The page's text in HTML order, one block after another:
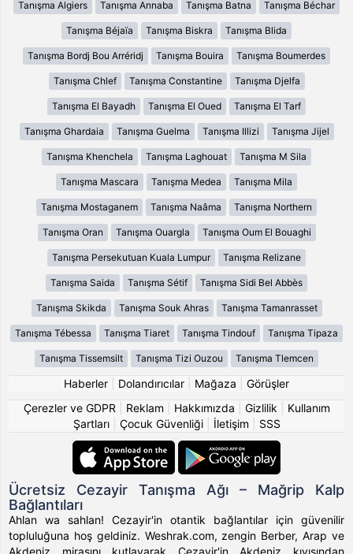
Tanışma Algiers Tanışma Annaba Tanışma Batna Tanışma Béchar
Tanışma Béjaïa Tanışma Biskra Tanışma Blida
Tanışma Bordj Bou Arréridj Tanışma Bouira Tanışma Boumerdes
Tanışma Chlef Tanışma Constantine Tanışma Djelfa
Tanışma El Bayadh Tanışma El Oued Tanışma El Tarf
Tanışma Ghardaia Tanışma Guelma Tanışma Illizi Tanışma Jijel
Tanışma Khenchela Tanışma Laghouat Tanışma M Sila
Tanışma Mascara Tanışma Medea Tanışma Mila
Tanışma Mostaganem Tanışma Naâma Tanışma Northern
Tanışma Oran Tanışma Ouargla Tanışma Oum El Bouaghi
Tanışma Persekutuan Kuala Lumpur Tanışma Relizane
Tanışma Saida Tanışma Sétif Tanışma Sidi Bel Abbès
Tanışma Skikda Tanışma Souk Ahras Tanışma Tamanrasset
Tanışma Tébessa Tanışma Tiaret Tanışma Tindouf Tanışma Tipaza
Tanışma Tissemsilt Tanışma Tizi Ouzou Tanışma Tlemcen
Haberler Dolandırıcılar Mağaza
Görüşler
Çerezler ve GDPR
Reklam Hakkımızda Gizlilik
Kullanım
Şartları| Çocuk Güvenliği| İletişim SSS
Ücretsiz Cezayir Tanışma Ağı – Mağrip Kalp
Bağlantıları
Ahlan wa sahlan! Cezayir'in otantik bağlantılar için güvenilir
topluluğuna hoş geldiniz. Weshrak.com, zengin Berber, Arap ve
Akdeniz mirasını kutlayarak Cezayir'in Akdeniz kıyısından